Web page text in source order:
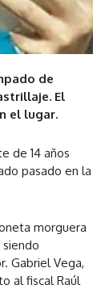
de
El
el lugar.
de 14 años
pasado en la
morguera
siendo
Gabriel Vega,
al fiscal Raúl